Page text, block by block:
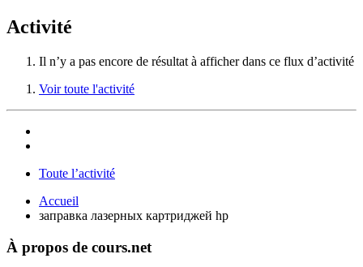
Activité
Il n’y a pas encore de résultat à afficher dans ce flux d’activité
Voir toute l'activité
Toute l’activité
Accueil
заправка лазерных картриджей hp
À propos de cours.net